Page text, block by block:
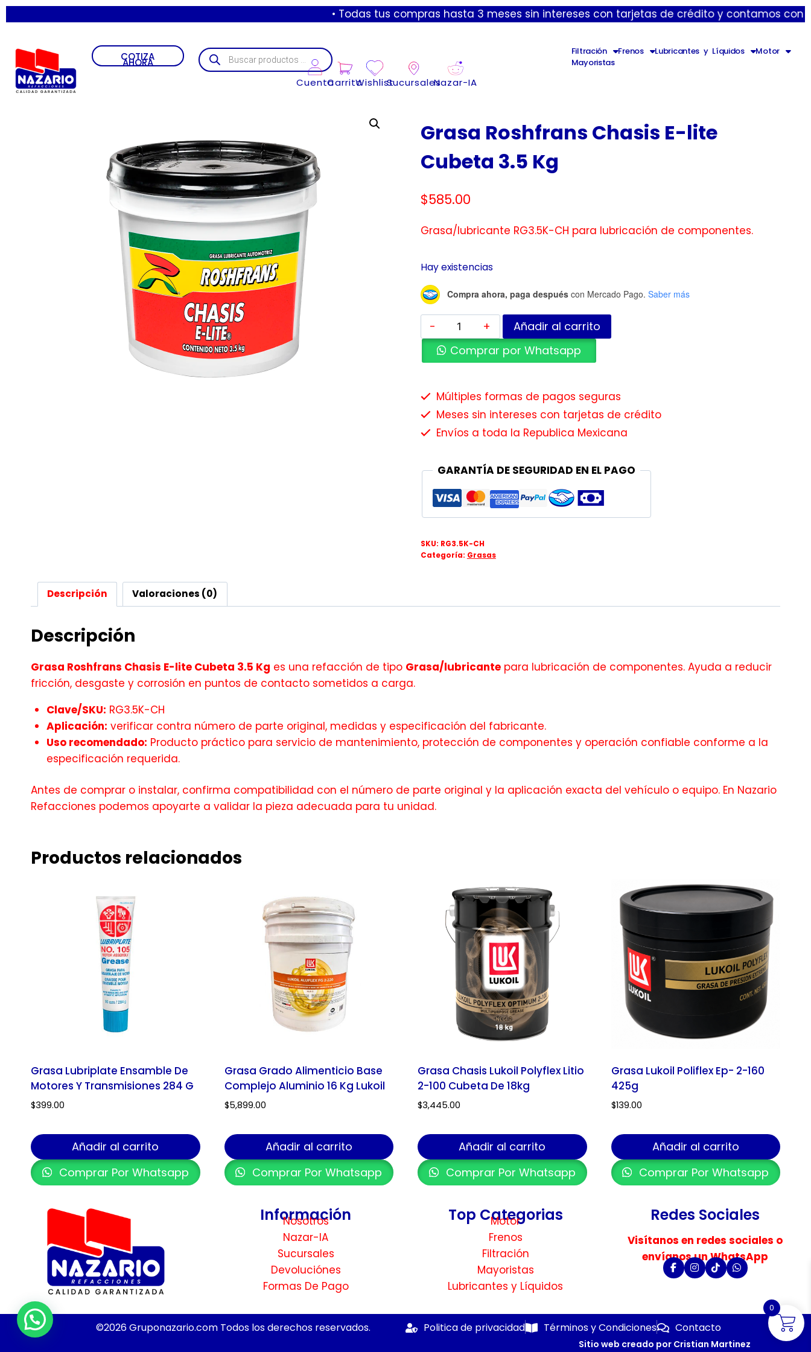
• Todas tus compras hasta 3 meses sin intereses con tarjetas de crédito y contamos con envíos
COTIZA
AHORA
CuentaCarritoWishlistSucursalesNazar-IA
Filtración Frenos Lubricantes y Líquidos
Motor
Mayoristas
Grasa Roshfrans Chasis E-lite
Cubeta 3.5 Kg
$585.00
Grasa/lubricante RG3.5K-CH para lubricación de componentes.
Hay existencias
Compra ahora, paga despuéscon Mercado Pago. Saber más
Añadir al carrito
Comprar por Whatsapp
Múltiples formas de pagos seguras
Meses sin intereses con tarjetas de crédito
Envíos a toda la Republica Mexicana
GARANTÍA DE SEGURIDAD EN EL PAGO
SKU: RG3.5K-CH
Categoría: Grasas
Descripción Valoraciones (0)
Descripción
Grasa Roshfrans Chasis E-lite Cubeta 3.5 Kg es una refacción de tipo Grasa/lubricante para lubricación de componentes. Ayuda a reducir
fricción, desgaste y corrosión en puntos de contacto sometidos a carga.
Clave/SKU: RG3.5K-CH
Aplicación: verificar contra número de parte original, medidas y especificación del fabricante.
Uso recomendado: Producto práctico para servicio de mantenimiento, protección de componentes y operación confiable conforme a la
especificación requerida.
Antes de comprar o instalar, confirma compatibilidad con el número de parte original y la aplicación exacta del vehículo o equipo. En Nazario
Refacciones podemos apoyarte a validar la pieza adecuada para tu unidad.
Productos relacionados
Grasa Lubriplate Ensamble De
Motores Y Transmisiones 284 G
$399.00
Añadir al carrito
Comprar Por Whatsapp
Grasa Grado Alimenticio Base
Complejo Aluminio 16 Kg Lukoil
$5,899.00
Añadir al carrito
Comprar Por Whatsapp
Grasa Chasis Lukoil Polyflex Litio
2-100 Cubeta De 18kg
$3,445.00
Añadir al carrito
Comprar Por Whatsapp
Grasa Lukoil Poliflex Ep- 2-160
425g
$139.00
Añadir al carrito
Comprar Por Whatsapp
Información
Nosotros
Nazar-IA
Sucursales
Devoluciónes
Formas De Pago
Top Categorias
Motor
Frenos
Filtración
Mayoristas
Lubricantes y Líquidos
Redes Sociales
Visítanos en redes sociales o
envíanos un WhatsApp
©2026 Gruponazario.com Todos los derechos reservados. Politica de privacidad Términos y Condiciones Contacto
Sitio web creado por Cristian Martinez
0